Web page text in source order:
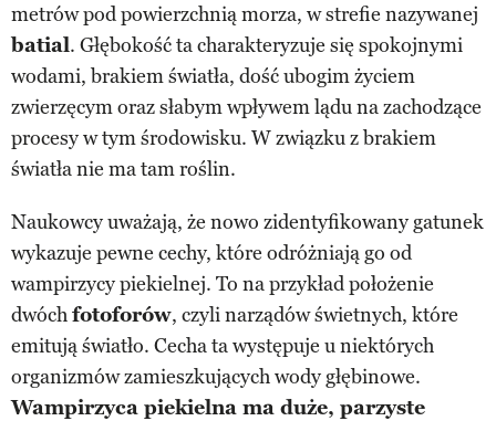
metrów pod powierzchnią morza, w strefie nazywanej
batial. Głębokość ta charakteryzuje się spokojnymi
wodami, brakiem światła, dość ubogim życiem
zwierzęcym oraz słabym wpływem lądu na zachodzące
procesy w tym środowisku. W związku z brakiem
światła nie ma tam roślin.
Naukowcy uważają, że nowo zidentyfikowany gatunek
wykazuje pewne cechy, które odróżniają go od
wampirzycy piekielnej. To na przykład położenie
dwóchfotoforów, czyli narządów świetnych, które
emitują światło. Cecha ta występuje u niektórych
organizmów zamieszkujących wody głębinowe.
Wampirzyca piekielna ma duże, parzyste